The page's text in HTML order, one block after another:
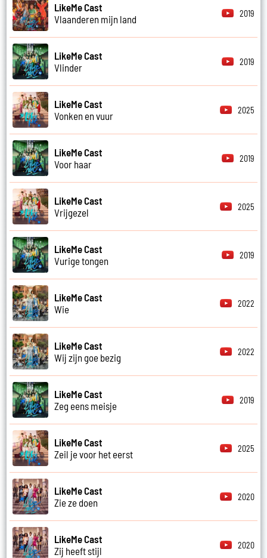
LikeMe Cast
Vlaanderen mijn land
2019
LikeMe Cast
Vlinder
2019
LikeMe Cast
Vonken en vuur
2025
LikeMe Cast
Voor haar
2019
LikeMe Cast
Vrijgezel
2025
LikeMe Cast
Vurige tongen
2019
LikeMe Cast
Wie
2022
LikeMe Cast
Wij zijn goe bezig
2022
LikeMe Cast
Zeg eens meisje
2019
LikeMe Cast
Zeil je voor het eerst
2025
LikeMe Cast
Zie ze doen
2020
LikeMe Cast
Zij heeft stijl
2020